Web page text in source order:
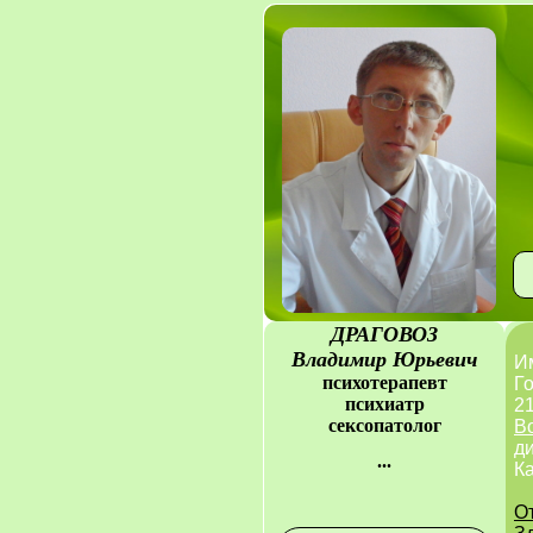
ДРАГОВОЗ
Владимир Юрьевич
психотерапевт
психиатр
сексопатолог
...